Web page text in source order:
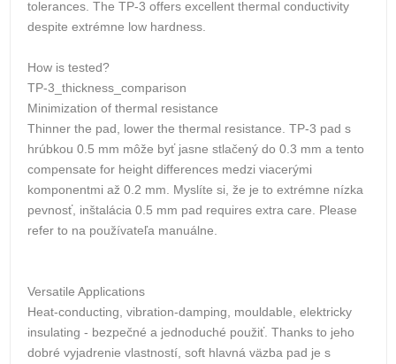
tolerances. The TP-3 offers excellent thermal conductivity
despite extrémne low hardness.
How is tested?
TP-3_thickness_comparison
Minimization of thermal resistance
Thinner the pad, lower the thermal resistance. TP-3 pad s
hrúbkou 0.5 mm môže byť jasne stlačený do 0.3 mm a tento
compensate for height differences medzi viacerými
komponentmi až 0.2 mm. Myslíte si, že je to extrémne nízka
pevnosť, inštalácia 0.5 mm pad requires extra care. Please
refer to na používateľa manuálne.
Versatile Applications
Heat-conducting, vibration-damping, mouldable, elektricky
insulating - bezpečné a jednoduché použiť. Thanks to jeho
dobré vyjadrenie vlastností, soft hlavná väzba pad je s